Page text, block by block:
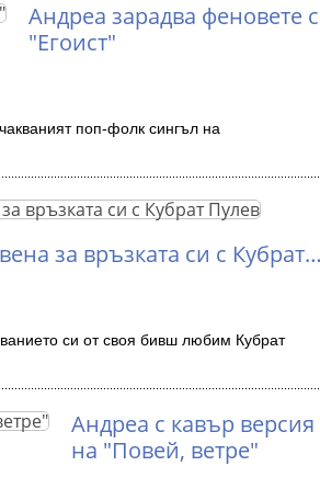
Андреа зарадва феновете с
"Егоист"
поп-фолк сингъл на
за връзката си с Кубрат…
си от своя бивш любим Кубрат
Андреа с кавър версия
на "Повей, ветре"